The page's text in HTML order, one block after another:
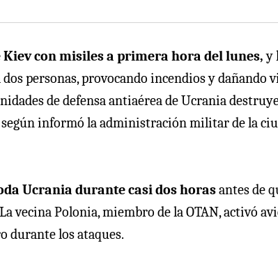
con misiles a primera hora del lunes,y
personas, provocando incendios y dañando
de defensa antiaérea de Ucrania
informó la administración militar de la
Ucrania durante casi dos horasantes de
vecina Polonia, miembro de la OTAN, activó
durante los ataques.